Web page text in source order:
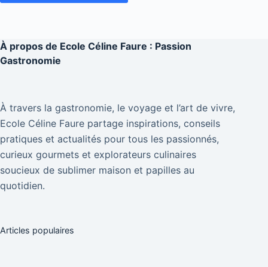
À propos de Ecole Céline Faure : Passion
Gastronomie
À travers la gastronomie, le voyage et l’art de vivre,
Ecole Céline Faure partage inspirations, conseils
pratiques et actualités pour tous les passionnés,
curieux gourmets et explorateurs culinaires
soucieux de sublimer maison et papilles au
quotidien.
Articles populaires